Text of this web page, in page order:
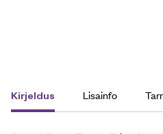
Kirjeldus Lisainfo